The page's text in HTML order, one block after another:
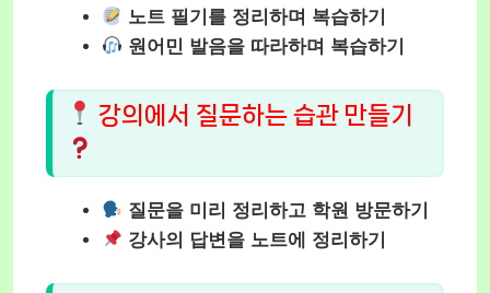
노트 필기를 정리하며 복습하기
원어민 발음을 따라하며 복습하기
강의에서 질문하는 습관 만들기
질문을 미리 정리하고 학원 방문하기
강사의 답변을 노트에 정리하기